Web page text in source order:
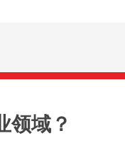
领域？